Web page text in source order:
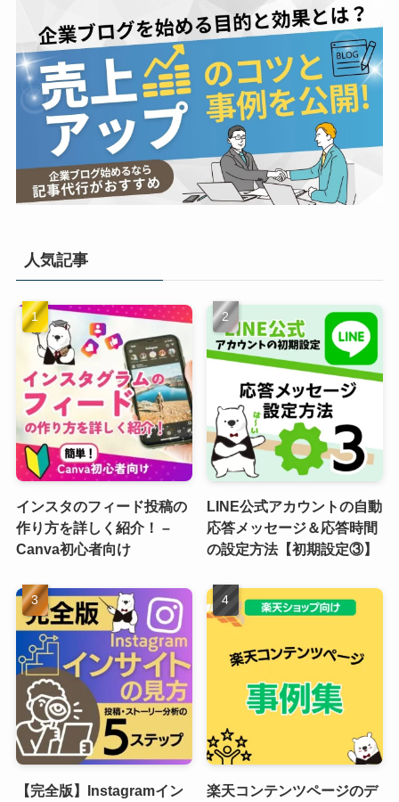
人気記事
インスタのフィード投稿の
作り方を詳しく紹介！ –
Canva初心者向け
LINE公式アカウントの自動
応答メッセージ＆応答時間
の設定方法【初期設定③】
【完全版】Instagramイン
楽天コンテンツページのデ